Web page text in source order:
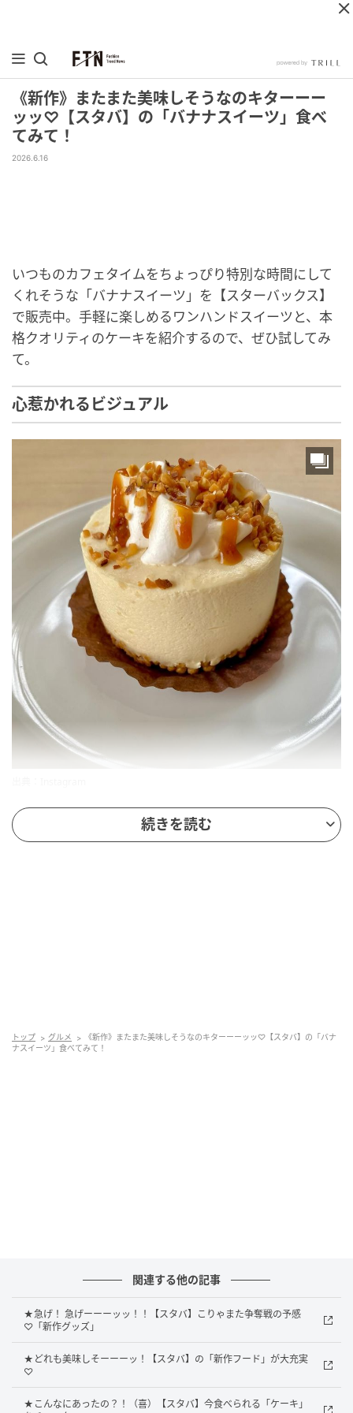
《新作》またまた美味しそうなのキターーー
ッッ♡【スタバ】の「バナナスイーツ」食べ
てみて！
2026.6.16
いつものカフェタイムをちょっぴり特別な時間にして
くれそうな「バナナスイーツ」を【スターバックス】
で販売中。手軽に楽しめるワンハンドスイーツと、本
格クオリティのケーキを紹介するので、ぜひ試してみ
て。
心惹かれるビジュアル
「バナナ & キャラメルケーキ」は、美しく絞られたホ
イップにナッツやキャラメルソースでデコレーション
続きを読む
トップ グルメ
《新作》またまた美味しそうなのキターーーッッ♡【スタバ】の「バナ
ナスイーツ」食べてみて！
関連する他の記事
★急げ！ 急げーーーッッ！！【スタバ】こりゃまた争奪戦の予感
♡「新作グッズ」
★どれも美味しそーーーッ！【スタバ】の「新作フード」が大充実
♡
★こんなにあったの？！（喜）【スタバ】今食べられる「ケーキ」